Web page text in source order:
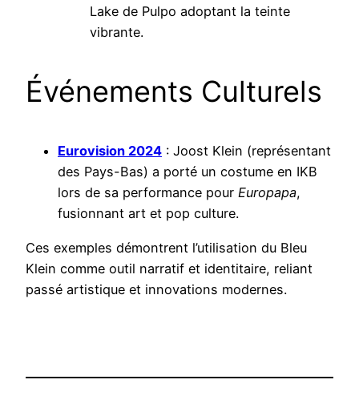
Lake de Pulpo adoptant la teinte
vibrante.
Événements Culturels
Eurovision 2024 : Joost Klein (représentant
des Pays-Bas) a porté un costume en IKB
lors de sa performance pour Europapa,
fusionnant art et pop culture.
Ces exemples démontrent l’utilisation du Bleu
Klein comme outil narratif et identitaire, reliant
passé artistique et innovations modernes.